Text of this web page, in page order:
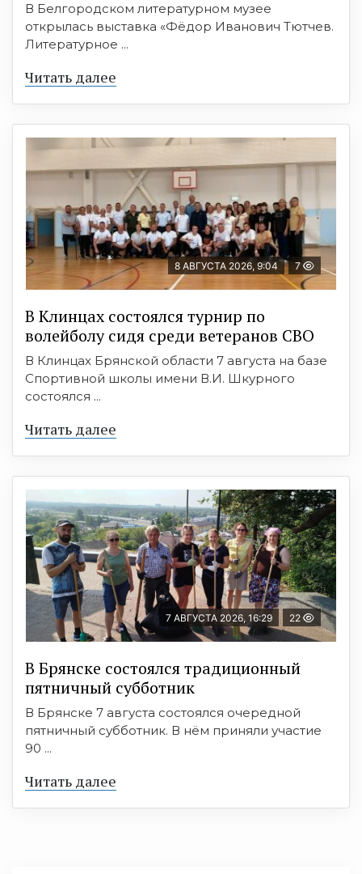
В Белгородском литературном музее
открылась выставка «Фёдор Иванович Тютчев.
Литературное ...
Читать далее
8 АВГУСТА 2026, 9:04 7
В Клинцах состоялся турнир по
волейболу сидя среди ветеранов СВО
В Клинцах Брянской области 7 августа на базе
Спортивной школы имени В.И. Шкурного
состоялся ...
Читать далее
7 АВГУСТА 2026, 16:29 22
В Брянске состоялся традиционный
пятничный субботник
В Брянске 7 августа состоялся очередной
пятничный субботник. В нём приняли участие
90 ...
Читать далее